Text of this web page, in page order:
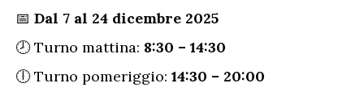
📅Dal 7 al 24 dicembre 2025
🕗 Turno mattina: 8:30 – 14:30
🕕 Turno pomeriggio:14:30 – 20:00